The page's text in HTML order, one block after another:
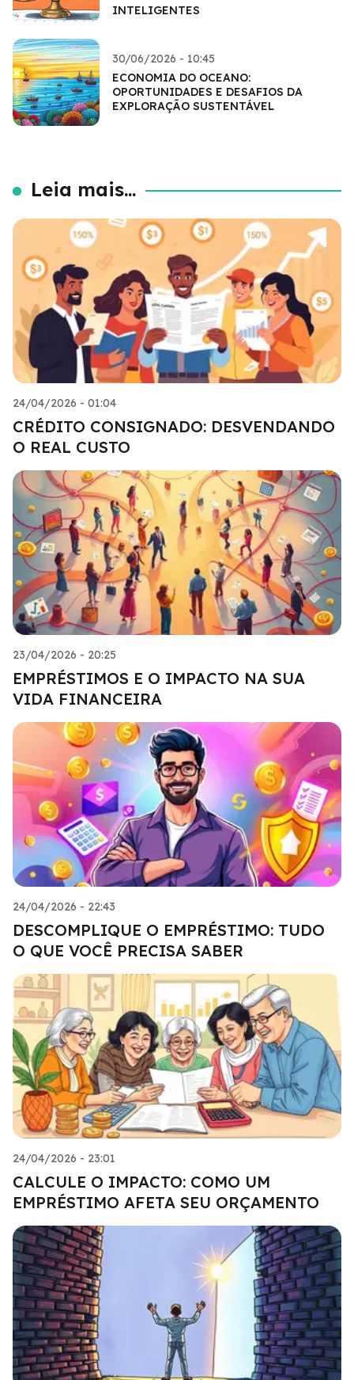
INTELIGENTES
30/06/2026 - 10:45
ECONOMIA DO OCEANO:
OPORTUNIDADES E DESAFIOS DA
EXPLORAÇÃO SUSTENTÁVEL
Leia mais...
24/04/2026 - 01:04
CRÉDITO CONSIGNADO: DESVENDANDO
O REAL CUSTO
23/04/2026 - 20:25
EMPRÉSTIMOS E O IMPACTO NA SUA
VIDA FINANCEIRA
24/04/2026 - 22:43
DESCOMPLIQUE O EMPRÉSTIMO: TUDO
O QUE VOCÊ PRECISA SABER
24/04/2026 - 23:01
CALCULE O IMPACTO: COMO UM
EMPRÉSTIMO AFETA SEU ORÇAMENTO